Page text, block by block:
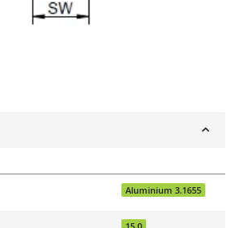
Aluminium 3.1655